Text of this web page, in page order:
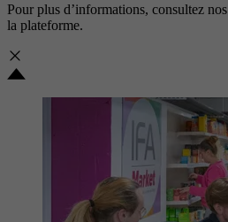
Pour plus d’informations, consultez nos
la plateforme.